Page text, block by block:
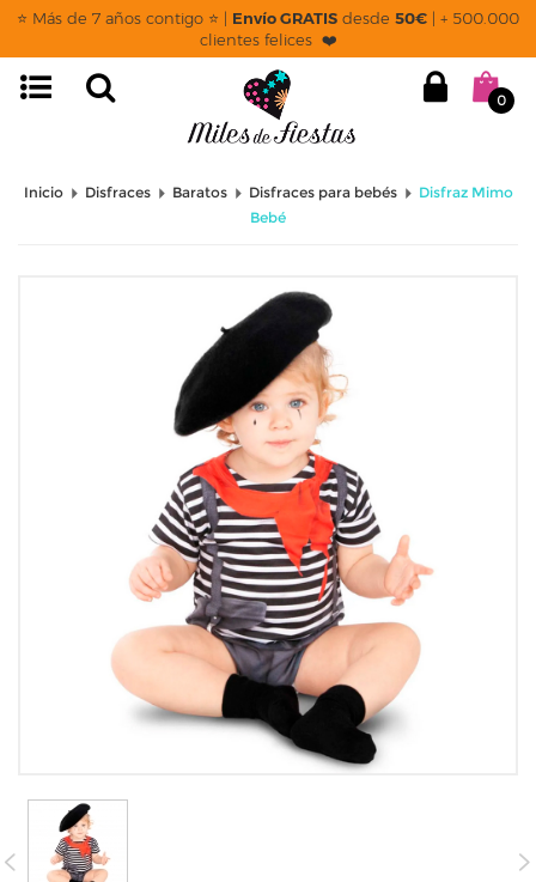
⭐ Más de 7 años contigo ⭐ | Envío GRATIS desde 50€ | + 500.000
clientes felices ❤️
0
Inicio Disfraces Baratos Disfraces para bebés
Disfraz Mimo
Bebé